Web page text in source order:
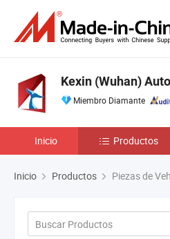
Kexin (Wuhan)
Miembro Diamante
Inicio Productos
Inicio Productos Piezas de